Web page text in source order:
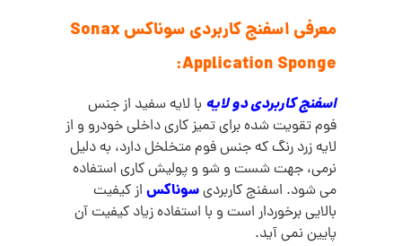
معرفی اسفنج کاربردی سوناکس Sonax
Application Sponge:
اسفنج کاربردی دو لایه با لایه سفید از جنس
فوم تقویت شده برای تمیز کاری داخلی خودرو و از
لایه زرد رنگ که جنس فوم متخلخل دارد، به دلیل
نرمی، جهت شست و شو و پولیش کاری استفاده
می شود. اسفنج کاربردیسوناکساز کیفیت
بالایی برخوردار است و با استفاده زیاد کیفیت آن
پایین نمی آید.